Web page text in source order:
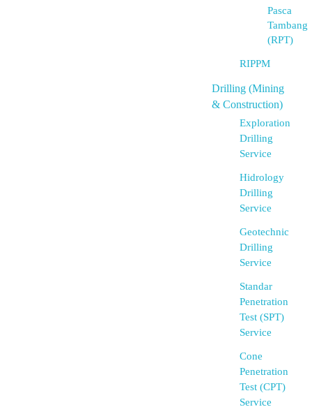
Pasca
Tambang
(RPT)
RIPPM
Drilling (Mining
& Construction)
Exploration
Drilling
Service
Hidrology
Drilling
Service
Geotechnic
Drilling
Service
Standar
Penetration
Test (SPT)
Service
Cone
Penetration
Test (CPT)
Service